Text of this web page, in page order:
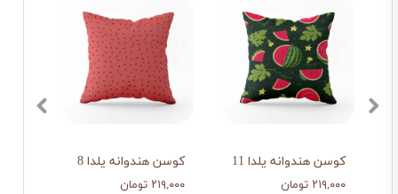
کوسن هندوانه یلدا 8
۲۱۹,۰۰۰ تومان
کوسن هندوانه یلدا 11
۲۱۹,۰۰۰ تومان